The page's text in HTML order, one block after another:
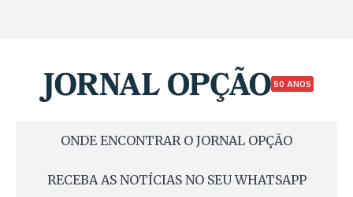
50 ANOS
ONDE ENCONTRAR O JORNAL OPÇÃO
RECEBA AS NOTÍCIAS NO SEU WHATSAPP